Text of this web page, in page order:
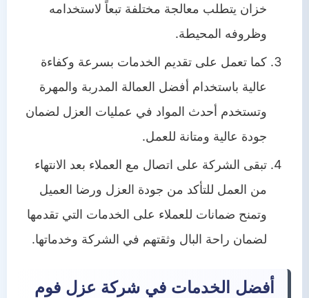
خزان يتطلب معالجة مختلفة تبعاً لاستخدامه
وظروفه المحيطة.
كما تعمل على تقديم الخدمات بسرعة وكفاءة
عالية باستخدام أفضل العمالة المدربة والمهرة
وتستخدم أحدث المواد في عمليات العزل لضمان
جودة عالية ومتانة للعمل.
تبقى الشركة على اتصال مع العملاء بعد الانتهاء
من العمل للتأكد من جودة العزل ورضا العميل
وتمنح ضمانات للعملاء على الخدمات التي تقدمها
لضمان راحة البال وثقتهم في الشركة وخدماتها.
أفضل الخدمات في شركة عزل فوم